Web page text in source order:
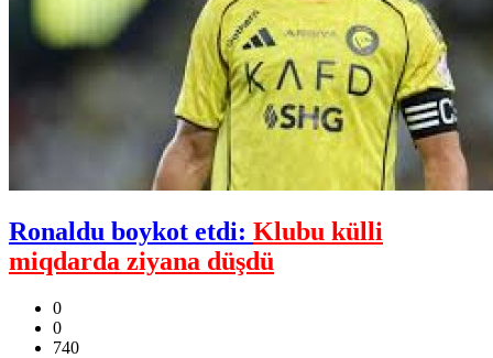
Ronaldu boykot etdi: Klubu külli
miqdarda ziyana düşdü
0
0
740